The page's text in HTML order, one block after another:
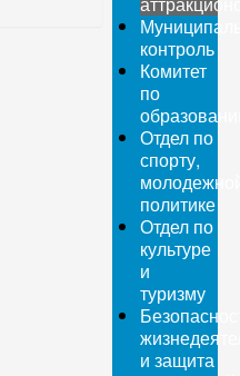
контроль
Комитет
по
Отдел по
спорту,
политике
Отдел по
культуре
и
туризму
и защита